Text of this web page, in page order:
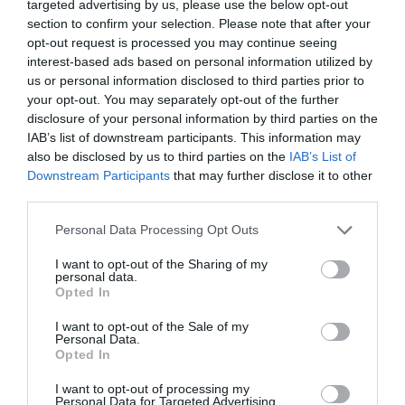
targeted advertising by us, please use the below opt-out
section to confirm your selection. Please note that after your
opt-out request is processed you may continue seeing
interest-based ads based on personal information utilized by
us or personal information disclosed to third parties prior to
your opt-out. You may separately opt-out of the further
disclosure of your personal information by third parties on the
IAB’s list of downstream participants. This information may
also be disclosed by us to third parties on the IAB’s List of
Downstream Participants that may further disclose it to other
Personal Data Processing Opt Outs
I want to opt-out of the Sharing of my
personal data.
Opted In
I want to opt-out of the Sale of my
Personal Data.
Opted In
I want to opt-out of processing my
Personal Data for Targeted Advertising.
(UV),Hortensia Rico; el decano de la Facultad de
Farmacia de la Universidad de Granada,Manuel
Sánchez, y el profesor de Farmacología de la Facultad
de Farmacia de la UV,José Luis Ríos.
Tras la inauguración se ha celebrado la Conferencia
Plenaria del Grupo Español «La industria farmacéutica y
el acceso global a las vacunas contra la Covid-19», a
cargo del Dr. Emili Esteve, director técnico de
primeras comunicaciones orales, se ha ofrecido la
conferencia coloquio «De Roma a Estrasburgo (Council
of Europe): The European route of historic pharmacies
and medicinal gardens», a cargo de las profesoras de la
Universitat de València M.ª Luisa Vázquez de Ágredos
Pascual, Simona Tardi, y Cristina Expósito de Vicente; y
Universitaria. Esta charla forma parte de las actividades